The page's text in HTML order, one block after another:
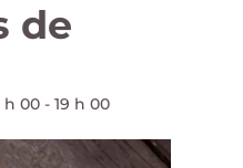
de
h 00- 19 h 00